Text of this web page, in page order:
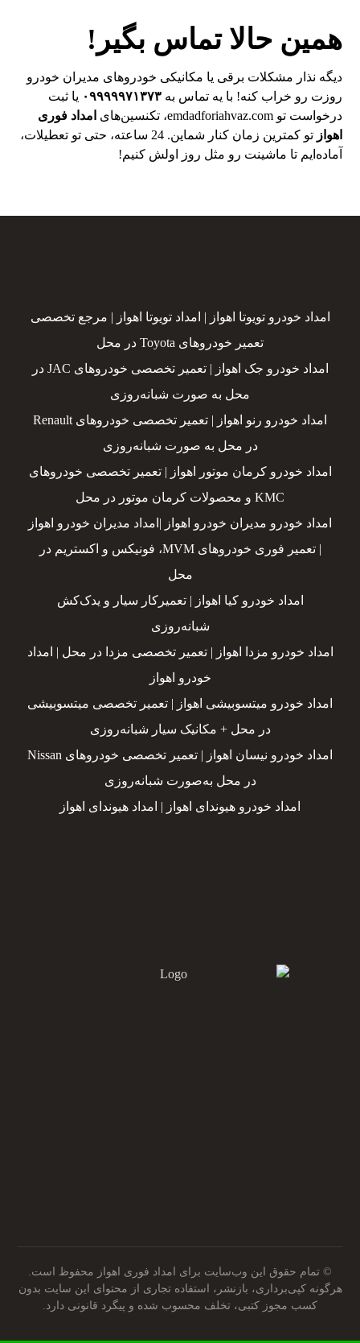
همین حالا تماس بگیر!
دیگه نذار مشکلات برقی یا مکانیکی خودروهای مدیران خودرو
روزت رو خراب کنه! با یه تماس به۰۹۹۹۹۹۷۱۳۷۳ یا ثبت
درخواست تو emdadforiahvaz.com، تکنسین‌های
امداد فوری
اهواز
تو کمترین زمان کنار شماین. 24 ساعته، حتی تو تعطیلات،
آماده‌ایم تا ماشینت رو مثل روز اولش کنیم!
امداد خودرو تویوتا اهواز | امداد تویوتا اهواز | مرجع تخصصی
تعمیر خودروهای Toyota در محل
امداد خودرو جک اهواز | تعمیر تخصصی خودروهای JAC در
محل به صورت شبانه‌روزی
امداد خودرو رنو اهواز | تعمیر تخصصی خودروهای Renault
در محل به صورت شبانه‌روزی
امداد خودرو کرمان موتور اهواز | تعمیر تخصصی خودروهای
KMC و محصولات کرمان موتور در محل
امداد خودرو مدیران خودرو اهواز |امداد مدیران خودرو اهواز
| تعمیر فوری خودروهای MVM، فونیکس و اکستریم در
محل
امداد خودرو کیا اهواز | تعمیرکار سیار و یدک‌کش
شبانه‌روزی
امداد خودرو مزدا اهواز | تعمیر تخصصی مزدا در محل | امداد
خودرو اهواز
امداد خودرو میتسوبیشی اهواز | تعمیر تخصصی میتسوبیشی
در محل + مکانیک سیار شبانه‌روزی
امداد خودرو نیسان اهواز | تعمیر تخصصی خودروهای Nissan
در محل به‌صورت شبانه‌روزی
امداد خودرو هیوندای اهواز | امداد هیوندای اهواز
© تمام حقوق این وب‌سایت برای امداد فوری اهواز محفوظ است.
هرگونه کپی‌برداری، بازنشر، استفاده تجاری از محتوای این سایت بدون
کسب مجوز کتبی، تخلف محسوب شده و پیگرد قانونی دارد.